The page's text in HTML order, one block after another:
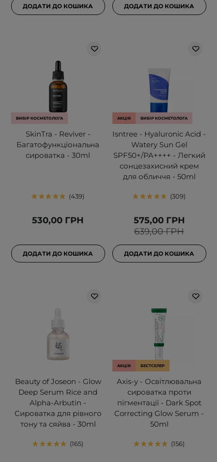
ДОДАТИ ДО КОШИКА ДОДАТИ ДО КОШИКА
ВИБІР КОСМЕТОЛОГА
SkinTra - Reviver -
Багатофункціональна
сироватка - 30ml
439
530,00 ГРН
ДОДАТИ ДО КОШИКА
АКЦІЯ ВИБІР КОСМЕТОЛОГА
Isntree - Hyaluronic Acid -
Watery Sun Gel
SPF50+/PA++++ - Легкий
сонцезахисний крем
для обличчя - 50ml
309
639,00 ГРН
575,00 ГРН
ДОДАТИ ДО КОШИКА
Beauty of Joseon - Glow
Deep Serum Rice and
Alpha-Arbutin -
Сироватка для рівного
тону та сяйва - 30ml
165
АКЦІЯ БЕСТСЕЛЕР
Axis-y - Освітлювальна
сироватка проти
пігментації - Dark Spot
Correcting Glow Serum -
50ml
156